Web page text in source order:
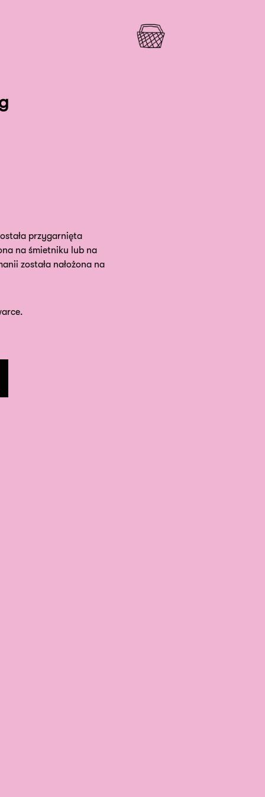
przygarnięta
na śmietniku lub na
została nałożona na